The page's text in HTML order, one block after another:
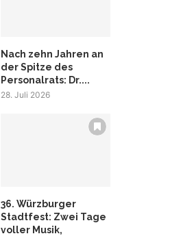
Nach zehn Jahren an
der Spitze des
Personalrats: Dr....
28. Juli 2026
36. Würzburger
Stadtfest: Zwei Tage
voller Musik,